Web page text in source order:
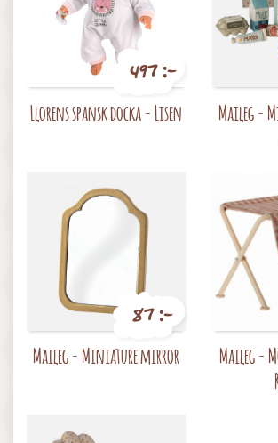
497 :-
Llorens spansk docka - Lisen
Maileg -
87 :-
Maileg - Miniature mirror
Maileg -